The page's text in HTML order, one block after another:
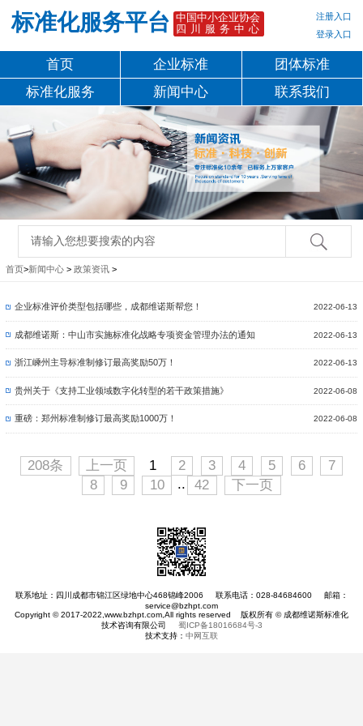
标准化服务平台 中国中小企业协会
四川服务中心
注册入口
登录入口
首页 企业标准
团体标准
标准化服务
新闻中心 联系我们
首页>新闻中心 > 政策资讯 >
企业标准评价类型包括哪些，成都维诺斯帮您！ 2022-06-13
成都维诺斯：中山市实施标准化战略专项资金管理办法的通知 2022-06-13
浙江嵊州主导标准制修订最高奖励50万！ 2022-06-13
贵州关于《支持工业领域数字化转型的若干政策措施》 2022-06-08
重磅：郑州标准制修订最高奖励1000万！ 2022-06-08
208条 上一页 1 2 3 4 5 6
7
8
9 10 .. 42 下一页
联系地址：四川成都市锦江区绿地中心468锦峰2006 联系电话：028-84684600 邮箱：
service@bzhpt.com
Copyright © 2017-2022,www.bzhpt.com,All rights reserved 版权所有 © 成都维诺斯标准化
技术咨询有限公司 蜀ICP备18016684号-3
技术支持： 中网互联